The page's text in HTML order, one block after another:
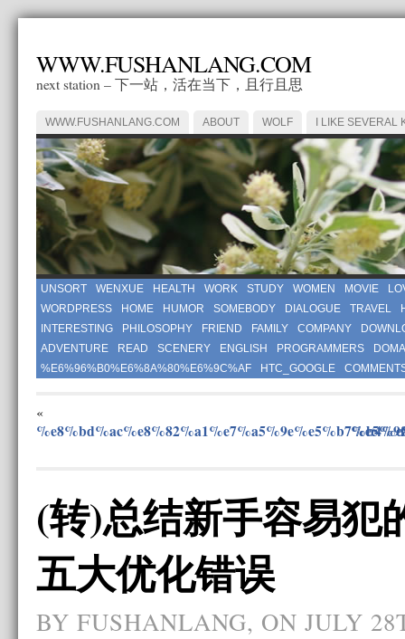
WWW.FUSHANLANG.COM
next station – 下一站，活在当下，且行且思
WWW.FUSHANLANG.COM ABOUT WOLF I LIKE SEVERAL
UNSORT WENXUE HEALTH WORK STUDY WOMEN MOVIE
WORDPRESS
HOME HUMOR SOMEBODY DIALOGUE TRAVEL
INTERESTING
PHILOSOPHY FRIEND FAMILY COMPANY
ADVENTURE
READ SCENERY ENGLISH PROGRAMMERS
%E6%96%B0%E6%8A%80%E6%9C%AF
HTC_GOOGLE
«
(转)总结新手容易犯
五大优化错误
BY FUSHANLANG, ON JULY